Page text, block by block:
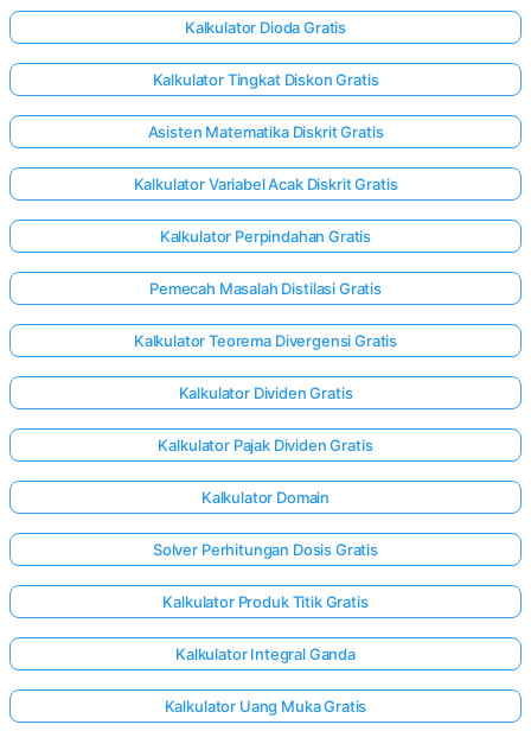
di sini!
Kalkulator Dioda Gratis
Kalkulator Tingkat Diskon Gratis
Asisten Matematika Diskrit Gratis
Kalkulator Variabel Acak Diskrit Gratis
Kalkulator Perpindahan Gratis
Pemecah Masalah Distilasi Gratis
Kalkulator Teorema Divergensi Gratis
Kalkulator Dividen Gratis
Kalkulator Pajak Dividen Gratis
Kalkulator Domain
Solver Perhitungan Dosis Gratis
Kalkulator Produk Titik Gratis
Kalkulator Integral Ganda
Kalkulator Uang Muka Gratis